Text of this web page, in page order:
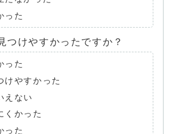
った
つけやすかったですか？
った
けやすかった
えない
くかった
った